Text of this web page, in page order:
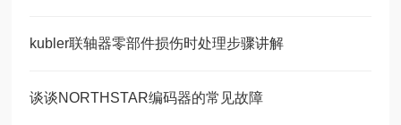
kubler联轴器零部件损伤时处理步骤讲解
谈谈NORTHSTAR编码器的常见故障